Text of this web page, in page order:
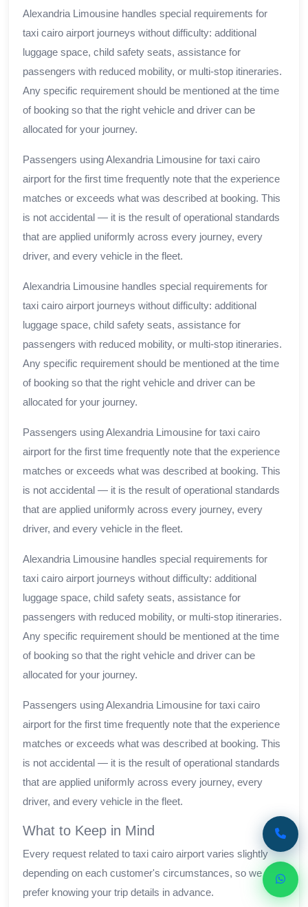
Alexandria Limousine handles special requirements for
taxi cairo airport journeys without difficulty: additional
luggage space, child safety seats, assistance for
passengers with reduced mobility, or multi-stop itineraries.
Any specific requirement should be mentioned at the time
of booking so that the right vehicle and driver can be
allocated for your journey.
Passengers using Alexandria Limousine for taxi cairo
airport for the first time frequently note that the experience
matches or exceeds what was described at booking. This
is not accidental — it is the result of operational standards
that are applied uniformly across every journey, every
driver, and every vehicle in the fleet.
Alexandria Limousine handles special requirements for
taxi cairo airport journeys without difficulty: additional
luggage space, child safety seats, assistance for
passengers with reduced mobility, or multi-stop itineraries.
Any specific requirement should be mentioned at the time
of booking so that the right vehicle and driver can be
allocated for your journey.
Passengers using Alexandria Limousine for taxi cairo
airport for the first time frequently note that the experience
matches or exceeds what was described at booking. This
is not accidental — it is the result of operational standards
that are applied uniformly across every journey, every
driver, and every vehicle in the fleet.
Alexandria Limousine handles special requirements for
taxi cairo airport journeys without difficulty: additional
luggage space, child safety seats, assistance for
passengers with reduced mobility, or multi-stop itineraries.
Any specific requirement should be mentioned at the time
of booking so that the right vehicle and driver can be
allocated for your journey.
Passengers using Alexandria Limousine for taxi cairo
airport for the first time frequently note that the experience
matches or exceeds what was described at booking. This
is not accidental — it is the result of operational standards
that are applied uniformly across every journey, every
driver, and every vehicle in the fleet.
What to Keep in Mind
Every request related to taxi cairo airport varies slightly
depending on each customer's circumstances, so we
prefer knowing your trip details in advance.